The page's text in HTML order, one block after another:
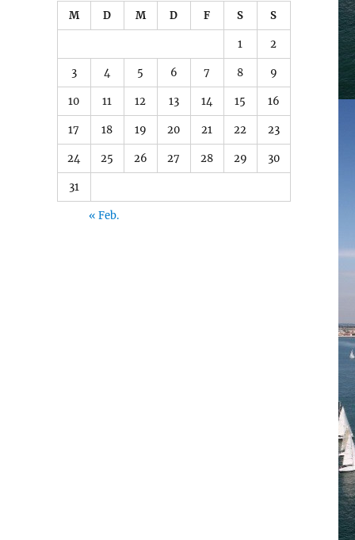
M D M D F S S
1 2
3 4 5 6 7 8 9
10 11 12 13 14 15 16
17 18 19 20 21 22 23
24 25 26 27 28 29 30
31
« Feb.